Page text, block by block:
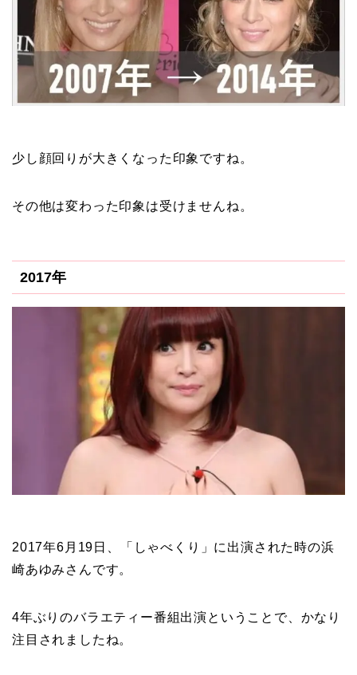
少し顔回りが大きくなった印象ですね。
その他は変わった印象は受けませんね。
2017年
2017年6月19日、「しゃべくり」に出演された時の浜
崎あゆみさんです。
4年ぶりのバラエティー番組出演ということで、かなり
注目されましたね。